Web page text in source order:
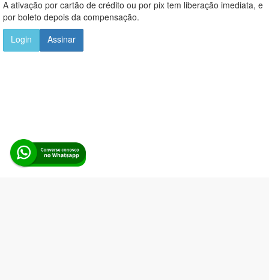
A ativação por cartão de crédito ou por pix tem liberação imediata, e
por boleto depois da compensação.
Login
Assinar